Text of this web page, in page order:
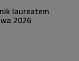
laureatem
2026